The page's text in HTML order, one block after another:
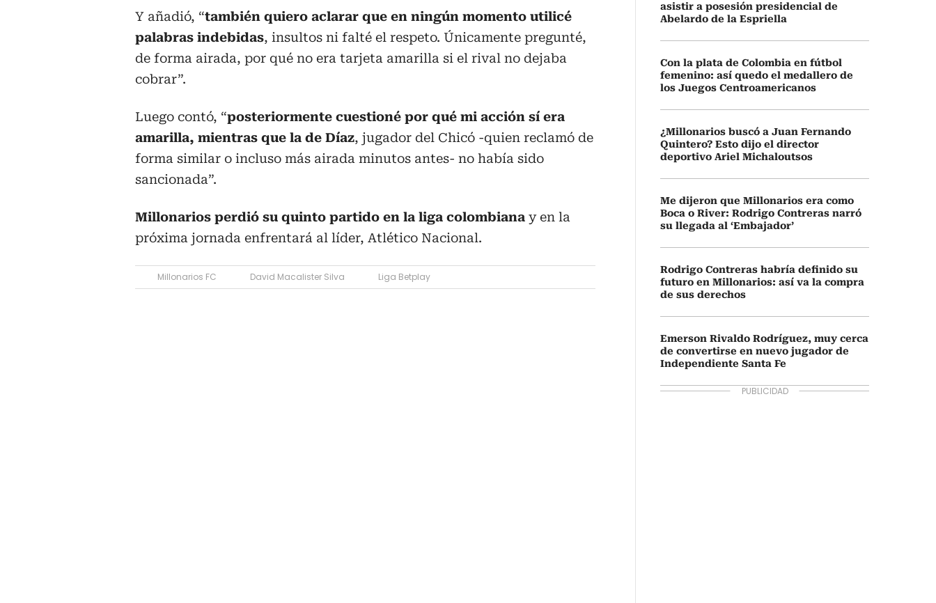
Y añadió, “también quiero aclarar que en ningún momento utilicé
palabras indebidas, insultos ni falté el respeto. Únicamente pregunté,
de forma airada, por qué no era tarjeta amarilla si el rival no dejaba
cobrar”.
Luego contó, “posteriormente cuestioné por qué mi acción sí era
amarilla, mientras que la de Díaz, jugador del Chicó -quien reclamó de
forma similar o incluso más airada minutos antes- no había sido
sancionada”.
Millonarios perdió su quinto partido en la liga colombiana y en la
próxima jornada enfrentará al líder, Atlético Nacional.
Millonarios FC David Macalister Silva Liga Betplay
asistir a posesión presidencial de
Abelardo de la Espriella
Con la plata de Colombia en fútbol
femenino: así quedo el medallero de
los Juegos Centroamericanos
¿Millonarios buscó a Juan Fernando
Quintero? Esto dijo el director
deportivo Ariel Michaloutsos
Me dijeron que Millonarios era como
Boca o River: Rodrigo Contreras narró
su llegada al ‘Embajador’
Rodrigo Contreras habría definido su
futuro en Millonarios: así va la compra
de sus derechos
Emerson Rivaldo Rodríguez, muy cerca
de convertirse en nuevo jugador de
Independiente Santa Fe